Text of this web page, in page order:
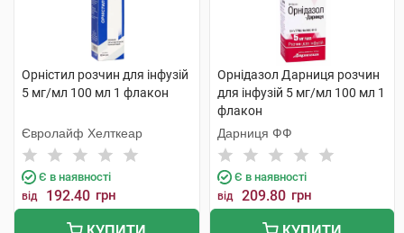
Орністил розчин для інфузій
5 мг/мл 100 мл 1 флакон
Євролайф Хелткеар
Є в наявності
від 192.40 грн
Орнідазол Дарниця розчин
для інфузій 5 мг/мл 100 мл 1
флакон
Дарниця ФФ
Є в наявності
від 209.80 грн